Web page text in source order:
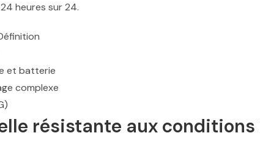
heures sur 24.
et batterie
complexe
résistante aux conditions